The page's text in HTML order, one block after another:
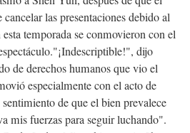
las presentaciones debido al
temporada se conmovieron con el
"¡Indescriptible!", dijo
de derechos humanos que vio el
especialmente con el acto de
de que el bien prevalece
mis fuerzas para seguir luchando".